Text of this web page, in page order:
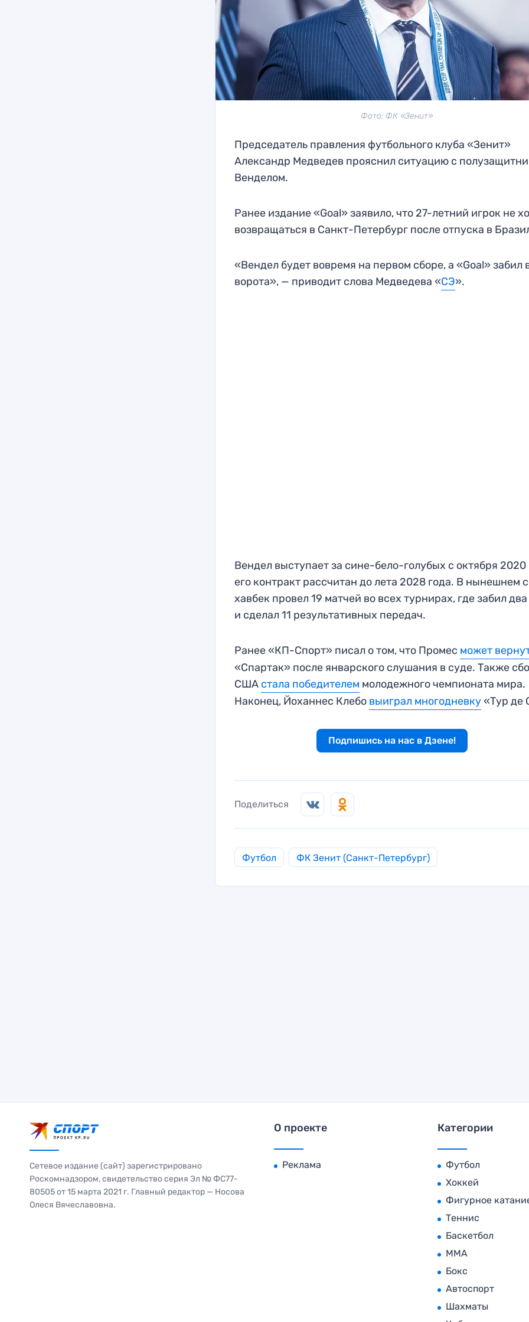
Фото: ФК «Зенит»
Председатель правления футбольного клуба «Зенит»
Александр Медведев прояснил ситуацию с
Венделом.
Ранее издание «Goal» заявило, что 27-летний игрок не
возвращаться в Санкт-Петербург после отпуска в
«Вендел будет вовремя на первом сборе, а «Goal» забил
ворота», — приводит слова Медведева «СЭ».
Вендел выступает за сине-бело-голубых с октября 2020
его контракт рассчитан до лета 2028 года. В нынешнем
хавбек провел 19 матчей во всех турнирах, где забил два
и сделал 11 результативных передач.
Ранее «КП-Спорт» писал о том, что Промес может
«Спартак» после январского слушания в суде. Также
США стала победителем молодежного чемпионата мира.
Наконец, Йоханнес Клебо выиграл многодневку«Тур де
Подпишись на нас в Дзене!
Поделиться
Футбол ФК Зенит (Санкт-Петербург)
Сетевое издание (сайт) зарегистрировано
Роскомнадзором, свидетельство серия Эл № ФС77-
80505 от 15 марта 2021 г. Главный редактор — Носова
Олеся Вячеславовна.
О проекте
Реклама
Категории
Футбол
Хоккей
Фигурное
Теннис
Баскетбол
MMA
Бокс
Автоспорт
Шахматы